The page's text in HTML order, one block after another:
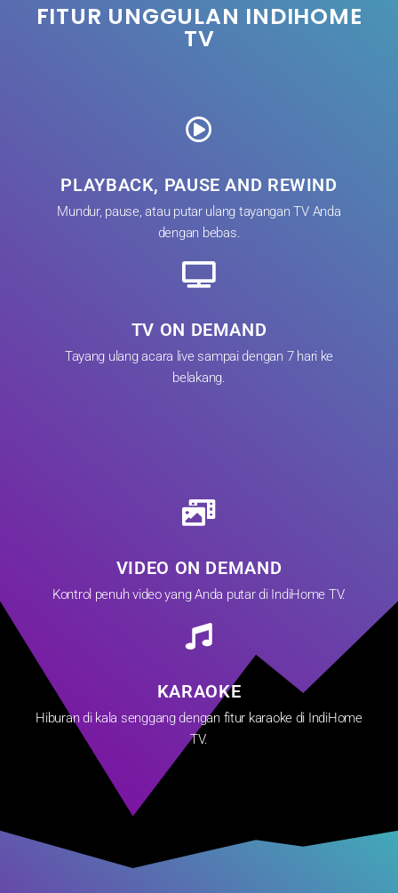
FITUR UNGGULAN INDIHOME
TV
PLAYBACK, PAUSE AND REWIND
Mundur, pause, atau putar ulang tayangan TV Anda
dengan bebas.
TV ON DEMAND
Tayang ulang acara live sampai dengan 7 hari ke
belakang.
VIDEO ON DEMAND
Kontrol penuh video yang Anda putar di IndiHome TV.
KARAOKE
Hiburan di kala senggang dengan fitur karaoke di IndiHome
TV.